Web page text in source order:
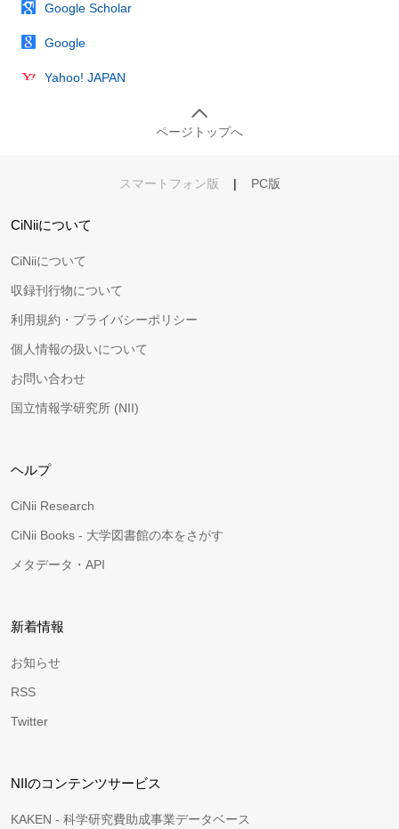
Google Scholar
Google
Yahoo! JAPAN
ページトップへ
スマートフォン版 | PC版
CiNiiについて
CiNiiについて
収録刊行物について
利用規約・プライバシーポリシー
個人情報の扱いについて
お問い合わせ
国立情報学研究所 (NII)
ヘルプ
CiNii Research
CiNii Books - 大学図書館の本をさがす
メタデータ・API
新着情報
お知らせ
RSS
Twitter
NIIのコンテンツサービス
KAKEN - 科学研究費助成事業データベース